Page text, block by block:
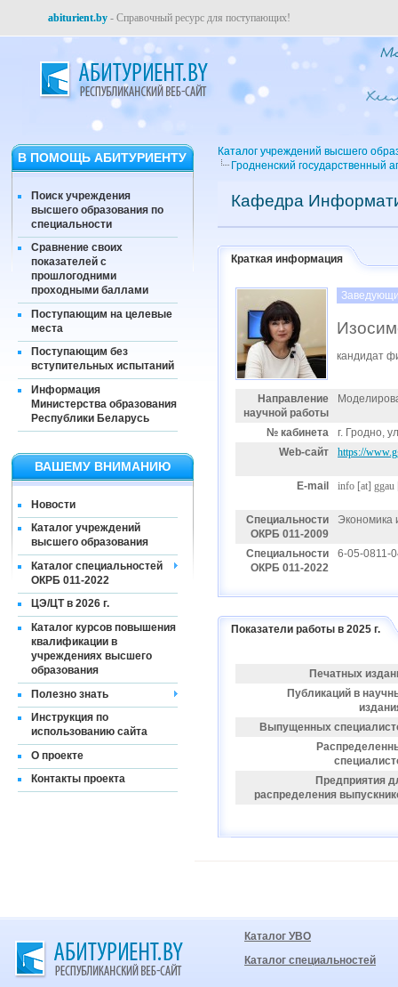
abiturient.by - Справочный ресурс для поступающих!
В ПОМОЩЬ АБИТУРИЕНТУ
Поиск учреждения
высшего образования по
специальности
Сравнение своих
показателей с
прошлогодними
проходными баллами
Поступающим на целевые
места
Поступающим без
вступительных испытаний
Информация
Министерства образования
Республики Беларусь
ВАШЕМУ ВНИМАНИЮ
Новости
Каталог учреждений
высшего образования
Каталог специальностей
ОКРБ 011-2022
ЦЭ/ЦТ в 2026 г.
Каталог курсов повышения
квалификации в
учреждениях высшего
образования
Полезно знать
Инструкция по
использованию сайта
О проекте
Контакты проекта
Каталог учреждений высшего
Гродненский государственный
Кафедра
Краткая информация
кандидат
Направление
научной работы
№ кабинета
г. Гродно,
Web-сайт
https://
E-mail info [at]
Специальности
ОКРБ 011-2009
Экономика
Специальности
ОКРБ 011-2022
6-05-0811-
Показатели работы в 2025 г.
Печатных
Публикаций в
Выпущенных
Предприятия
распределения
Каталог УВО
Каталог специальностей